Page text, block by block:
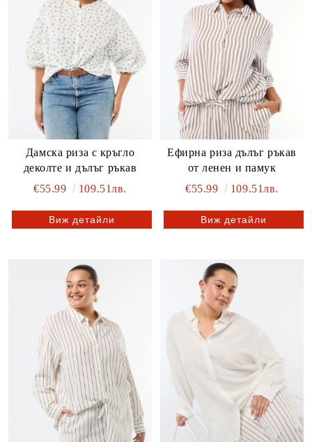
Дамска риза с кръгло
деколте и дълъг ръкав
€55.99
109.51лв.
Виж детайли
Ефирна риза дълъг ръкав
от ленен и памук
€55.99
109.51лв.
Виж детайли